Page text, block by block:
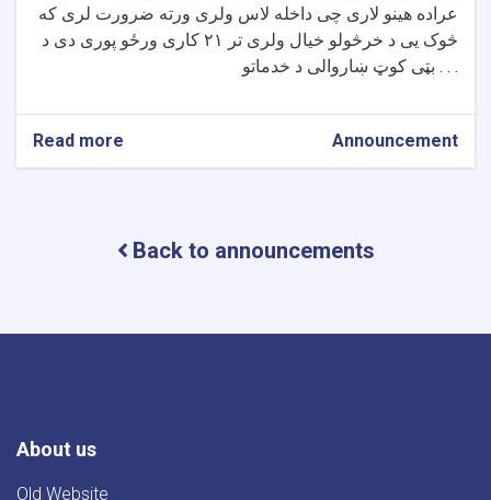
عراده هینو لاری چی داخله لاس ولری ورته ضرورت لری که
څوک یی د خرڅولو خیال ولری تر ۲۱ کاری ورځو پوری دی د
بټی کوټ ښاروالی د خدماتو . . .
Read more
د
د
لارۍ
Announcement
Back to announcements
About us
Old Website